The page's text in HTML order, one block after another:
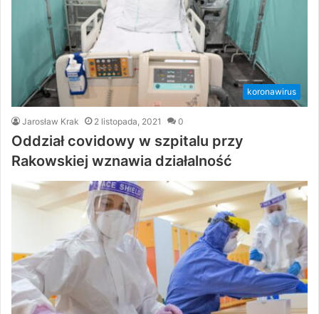
koronawirus
Jarosław Krak 2 listopada, 2021 0
Oddział covidowy w szpitalu przy
Rakowskiej wznawia działalność